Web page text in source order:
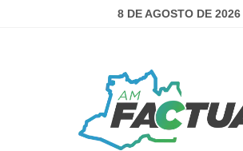
8 DE AGOSTO DE 2026